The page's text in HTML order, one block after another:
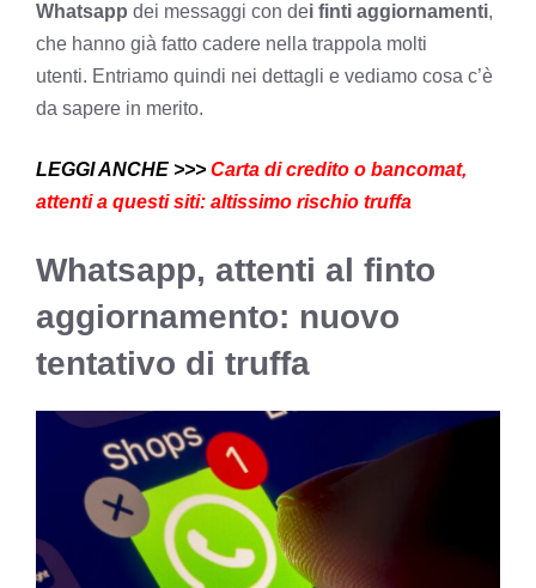
Whatsapp dei messaggi con dei finti aggiornamenti,
che hanno già fatto cadere nella trappola molti
utenti. Entriamo quindi nei dettagli e vediamo cosa c’è
da sapere in merito.
LEGGI ANCHE >>> Carta di credito o bancomat,
attenti a questi siti: altissimo rischio truffa
Whatsapp, attenti al finto
aggiornamento: nuovo
tentativo di truffa